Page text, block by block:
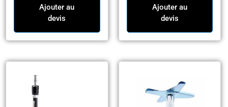
Ajouter au
devis
Ajouter au
devis